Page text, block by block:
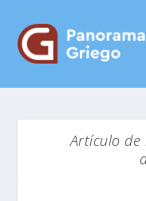
Artículo de